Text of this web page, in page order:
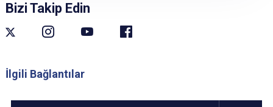
Bizi Takip Edin
İlgili Bağlantılar